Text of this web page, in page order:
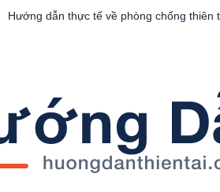
Hướng dẫn thực tế về phòng chống thiên